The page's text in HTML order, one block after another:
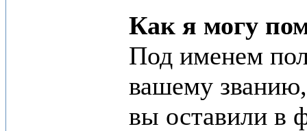
Как я могу
Под именем
вашему
вы оставили в